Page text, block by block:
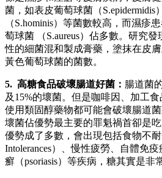
菌，如表皮葡萄球菌（S.epidermidis
（S.hominis）等菌數較高，而濕疹
萄球菌 （S.aureus）佔多數。研究
性的細菌混和製成膏藥，塗抹在皮
黃色葡萄球菌的菌數。
5. 高糖食品破壞腸道好菌： 腸道菌
及15%的壞菌。但是咖啡因、加工
使用類固醇藥物都可能會破壞腸道
壞菌佔優勢最主要的罪魁禍首卻是
優勢成了多數，會出現包括食物不
Intolerances）、慢性疲勞、自體免
癬（psoriasis）等疾病，糖其實是非